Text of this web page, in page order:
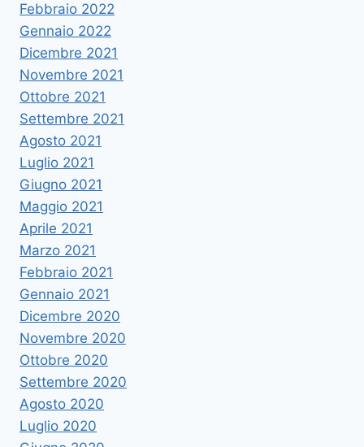
Febbraio 2022
Gennaio 2022
Dicembre 2021
Novembre 2021
Ottobre 2021
Settembre 2021
Agosto 2021
Luglio 2021
Giugno 2021
Maggio 2021
Aprile 2021
Marzo 2021
Febbraio 2021
Gennaio 2021
Dicembre 2020
Novembre 2020
Ottobre 2020
Settembre 2020
Agosto 2020
Luglio 2020